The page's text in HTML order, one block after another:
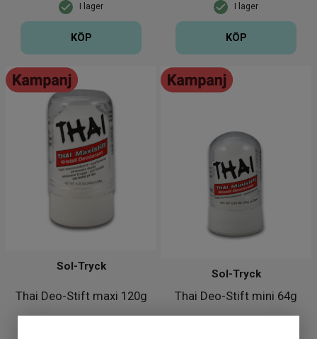
I lager
KÖP
I lager
KÖP
Thai Deo-Stift maxi 120g
Sol-Tryck
Thai Deo-Stift mini 64g
Sol-Tryck